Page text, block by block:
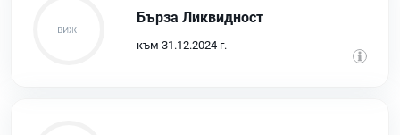
Бърза Ликвидност
към 31.12.2024 г.